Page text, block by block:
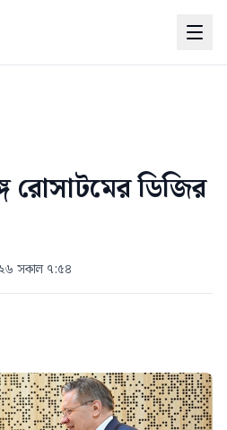
রোসাটমের ডিজির
সকাল ৭:৫৪